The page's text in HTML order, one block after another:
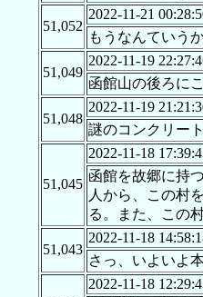
51,052
2022-11-21
もうなんていう
51,049
2022-11-19
函館山の後ろに
51,048
2022-11-19
謎のコンクリー
51,045
2022-11-18
函館を故郷に持
人から、この村
る。また、この
51,043
2022-11-18
さっ、いよいよ
2022-11-18